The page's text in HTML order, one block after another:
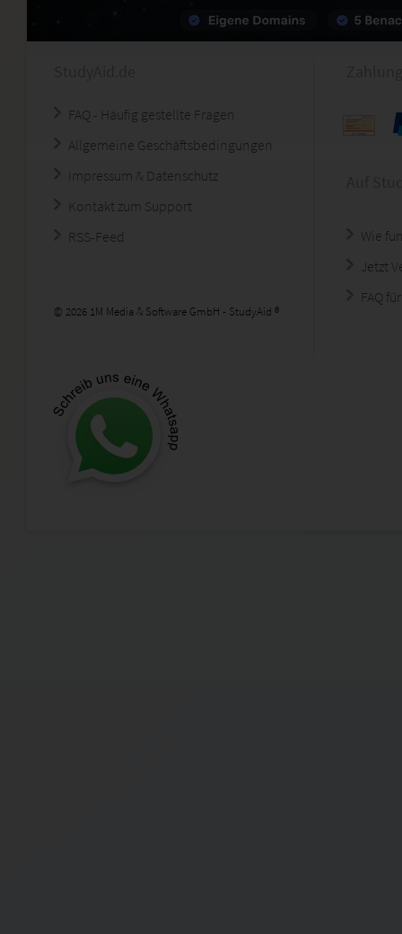
FAQ - Häufig gestellte Fragen
Allgemeine Geschäftsbedingungen
Impressum & Datenschutz
Kontakt zum Support
RSS-Feed
© 2026 1M Media & Software GmbH - StudyAid ®
Wie
Jetzt
FAQ